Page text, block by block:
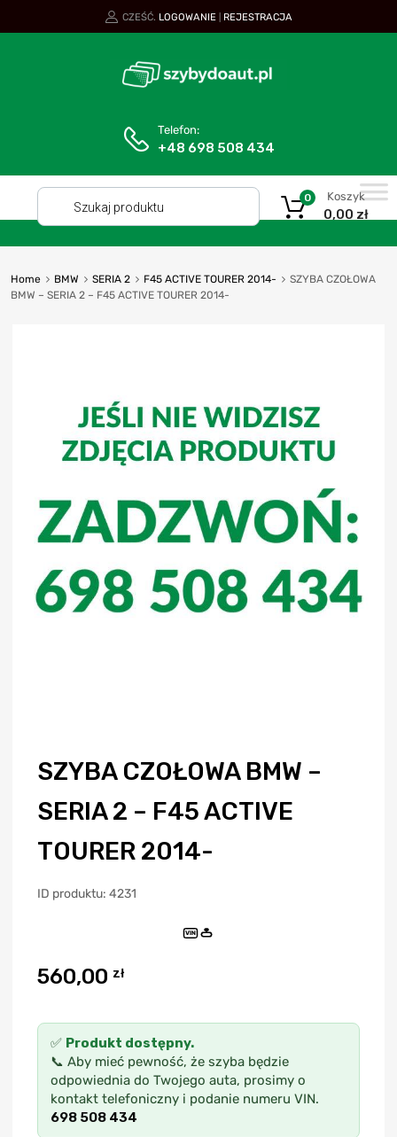
CZEŚĆ. LOGOWANIE REJESTRACJA
Telefon:
+48 698 508 434
Koszyk
0,00 zł
0
Home BMW SERIA 2 F45 ACTIVE TOURER 2014-
SZYBA CZOŁOWA
BMW – SERIA 2 – F45 ACTIVE TOURER 2014-
SZYBA CZOŁOWA BMW –
SERIA 2 – F45 ACTIVE
TOURER 2014-
ID produktu: 4231
VIN
560,00 zł
✅ Produkt dostępny.
📞 Aby mieć pewność, że szyba będzie
odpowiednia do Twojego auta, prosimy o
kontakt telefoniczny i podanie numeru VIN.
698 508 434